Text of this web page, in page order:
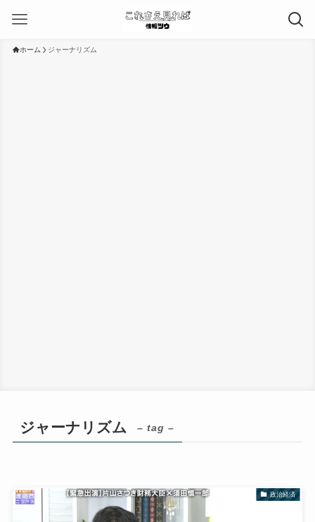
ホーム ジャーナリズム
ジャーナリズム – tag –
政治経済